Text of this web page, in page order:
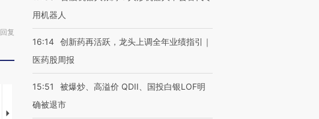
回复
视线｜“入侵”还是“人道危
用机器人
16:14 创新药再活跃，龙头上调全年业绩指引｜
医药股周报
15:51
被爆炒、高溢价 QDII、国投白银LOF明
确被退市